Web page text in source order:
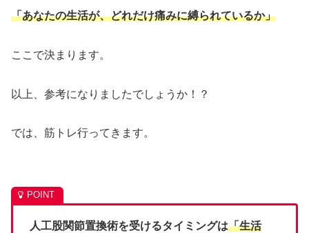
「あなたの生活が、どれだけ痛みに縛られているか」
ここで決まります。
以上、参考になりましたでしょうか！？
では、筋トレ行ってきます。
人工股関節置換術を受けるタイミングは「生活